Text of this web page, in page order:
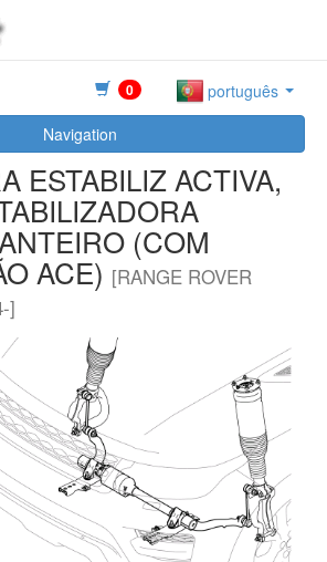
0
português
Navigation
ESTABILIZ ACTIVA,
(COM
ACE) [RANGE ROVER
]